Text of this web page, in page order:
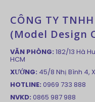
CÔNG TY
(Model Design
VĂN PHÒNG: 182/13 Hà
HCM
XƯỞNG: 45/8 Nhị Bình 4,
HOTLINE: 0969 733 888
NVKD: 0865 987 988